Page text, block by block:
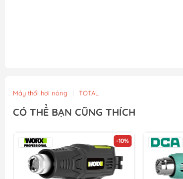
Máy thổi hơi nóng | TOTAL
CÓ THỂ BẠN CŨNG THÍCH
-10%